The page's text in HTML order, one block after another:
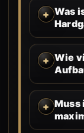
Was
Wie
Muss